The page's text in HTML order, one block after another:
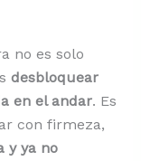
no es solo
desbloquear
en el andar. Es
con firmeza,
y ya no